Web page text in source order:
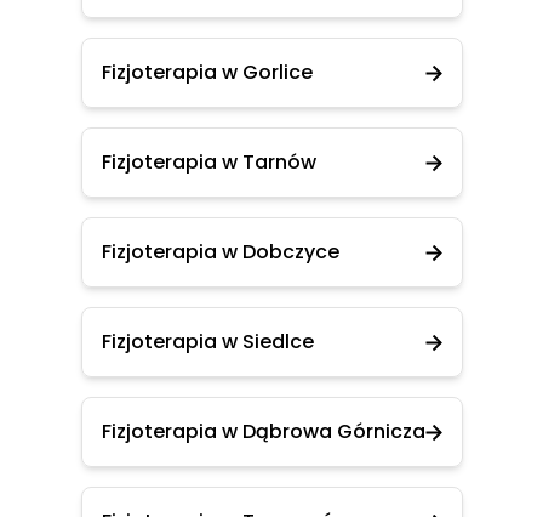
Fizjoterapia w Gorlice
Fizjoterapia w Tarnów
Fizjoterapia w Dobczyce
Fizjoterapia w Siedlce
Fizjoterapia w Dąbrowa Górnicza